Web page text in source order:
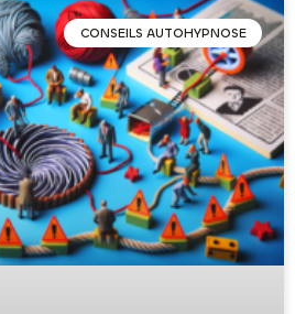
CONSEILS AUTOHYPNOSE